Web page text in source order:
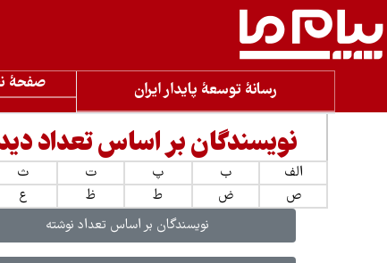
رسانۀ توسعۀ پایدار ایران صفحۀ
نویسندگان بر اساس تعداد
الف ب پ ت ث
ص
ض ط ظ ع
نویسندگان بر اساس تعداد نوشته